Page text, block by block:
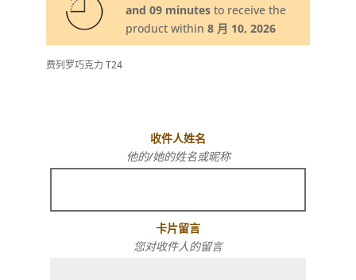
and 09 minutes to receive the
product within8 月 10, 2026
费列罗巧克力 T24
收件人姓名
他的/她的姓名或昵称
卡片留言
您对收件人的留言